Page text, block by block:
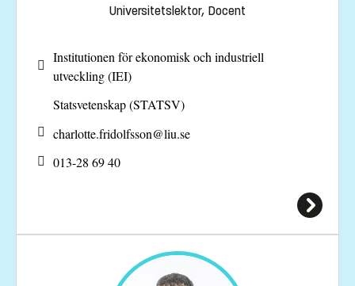
Universitetslektor, Docent
Institutionen för ekonomisk och industriell
utveckling (IEI)
Statsvetenskap (STATSV)
charlotte.fridolfsson@liu.se
013-28 69 40